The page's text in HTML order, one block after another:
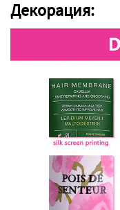
Декорация: